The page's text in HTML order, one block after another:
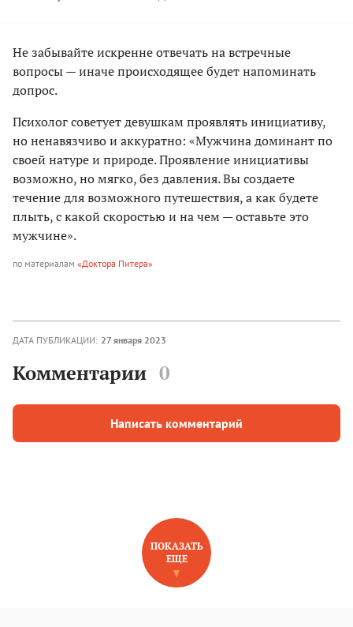
Не забывайте искренне отвечать на встречные
вопросы — иначе происходящее будет напоминать
допрос.
Психолог советует девушкам проявлять инициативу,
но ненавязчиво и аккуратно: «Мужчина доминант по
своей натуре и природе. Проявление инициативы
возможно, но мягко, без давления. Вы создаете
течение для возможного путешествия, а как будете
плыть, с какой скоростью и на чем — оставьте это
мужчине».
по материалам «Доктора Питера»
ДАТА ПУБЛИКАЦИИ: 27 января 2023
Комментарии 0
Написать комментарий
НОВОЕ НА САЙТЕ
ПОКАЗАТЬ
ЕЩЕ